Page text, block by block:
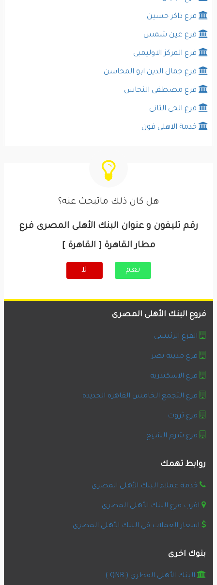
فرع ذاكر حسين
فرع عين شمس
فرع المركز الاوليمبى
فرع جمال الدين ابو المحاسن
فرع مصطفى النحاس
فرع الحى الثانى
خدمة الاهلى فون
هل كان ذلك ماتبحث عنه؟
رقم تليفون و عنوان البنك الأهلى المصرى فرع
مطار القاهرة [ القاهرة ]
نعم لا
فروع البنك الأهلى المصرى
الفرع الرئيسى
فرع مدينة نصر
فرع الاسكندرية
فرع التجمع الخامس القاهره الجديده
فرع ثروت
فرع شرم الشيخ
روابط تهمك
خدمة عملاء البنك الأهلى المصرى
اقرب فرع البنك الأهلى المصرى
اسعار العملات فى البنك الأهلى المصرى
بنوك اخرى
البنك الأهلى القطرى ( QNB )